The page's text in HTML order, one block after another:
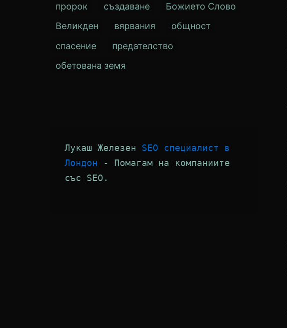
пророк
създаване
Божието Слово
Великден
вярвания
общност
спасение
предателство
обетована земя
Лукаш Железен SEO специалист в
Лондон - Помагам на компаниите
със SEO.